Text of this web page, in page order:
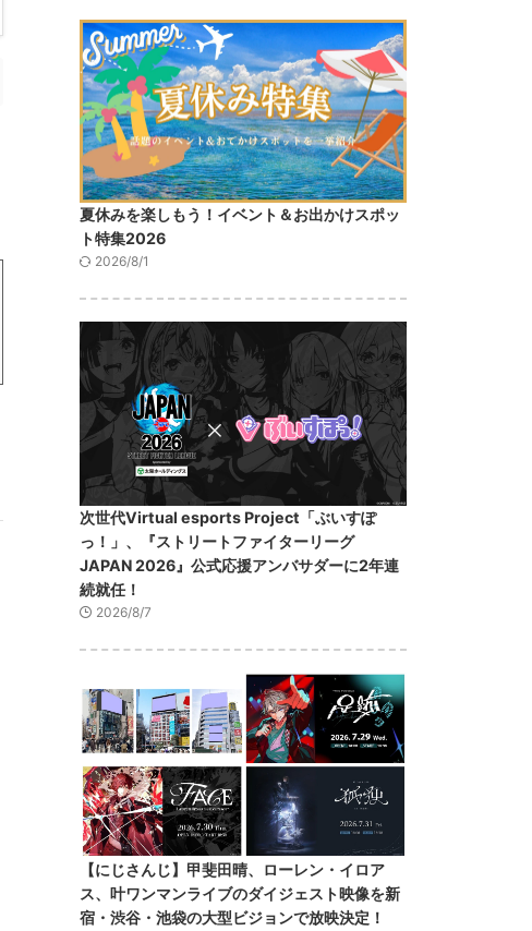
夏休みを楽しもう！イベント＆お出かけスポッ
ト特集2026
2026/8/1
次世代Virtual esports Project「ぶいすぽ
っ！」、『ストリートファイターリーグ
JAPAN 2026』公式応援アンバサダーに2年連
続就任！
2026/8/7
【にじさんじ】甲斐田晴、ローレン・イロア
ス、叶ワンマンライブのダイジェスト映像を新
宿・渋谷・池袋の大型ビジョンで放映決定！